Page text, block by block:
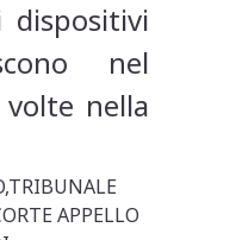
nel
nella
APPELLO